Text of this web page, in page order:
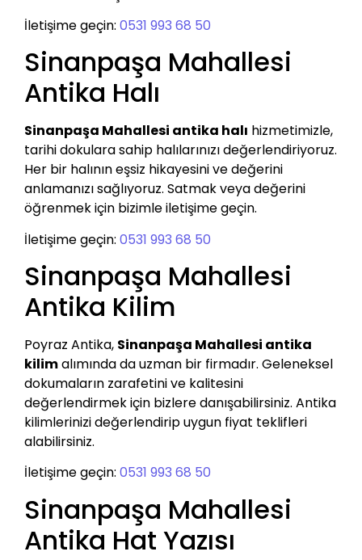
İletişime geçin: 0531 993 68 50
Sinanpaşa Mahallesi
Antika Halı
Sinanpaşa Mahallesi antika halı hizmetimizle,
tarihi dokulara sahip halılarınızı değerlendiriyoruz.
Her bir halının eşsiz hikayesini ve değerini
anlamanızı sağlıyoruz. Satmak veya değerini
öğrenmek için bizimle iletişime geçin.
İletişime geçin: 0531 993 68 50
Sinanpaşa Mahallesi
Antika Kilim
Poyraz Antika, Sinanpaşa Mahallesi antika
kilimalımında da uzman bir firmadır. Geleneksel
dokumaların zarafetini ve kalitesini
değerlendirmek için bizlere danışabilirsiniz. Antika
kilimlerinizi değerlendirip uygun fiyat teklifleri
alabilirsiniz.
İletişime geçin: 0531 993 68 50
Sinanpaşa Mahallesi
Antika Hat Yazısı